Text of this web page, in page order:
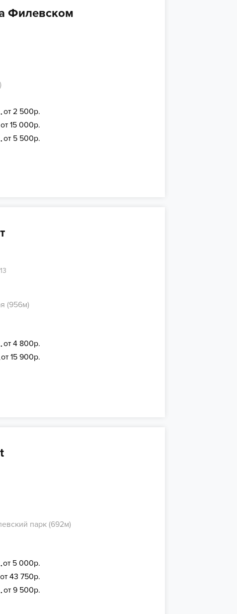
Филевском
от 2 500р.
от 15 000р.
от 5 500р.
(956м)
от 4 800р.
от 15 900р.
парк (692м)
от 5 000р.
от 43 750р.
от 9 500р.